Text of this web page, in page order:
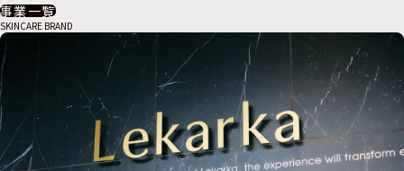
事業一覧
SKINCARE BRAND